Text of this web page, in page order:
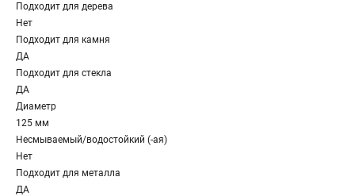
Подходит для дерева
Нет
Подходит для камня
ДА
Подходит для стекла
ДА
Диаметр
125 мм
Несмываемый/водостойкий (-ая)
Нет
Подходит для металла
ДА